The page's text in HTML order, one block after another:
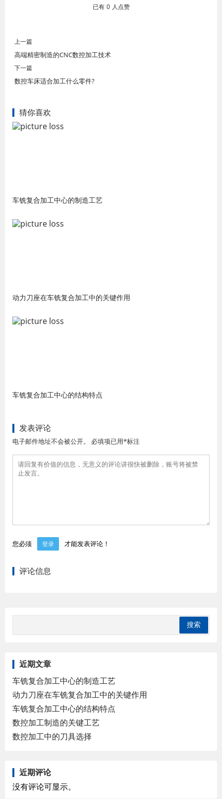
已有 0 人点赞
上一篇
高端精密制造的CNC数控加工技术
下一篇
数控车床适合加工什么零件?
猜你喜欢
车铣复合加工中心的制造工艺
动力刀座在车铣复合加工中的关键作用
车铣复合加工中心的结构特点
发表评论
电子邮件地址不会被公开。 必填项已用*标注
您必须 登录 才能发表评论！
评论信息
近期文章
车铣复合加工中心的制造工艺
动力刀座在车铣复合加工中的关键作用
车铣复合加工中心的结构特点
数控加工制造的关键工艺
数控加工中的刀具选择
近期评论
没有评论可显示。